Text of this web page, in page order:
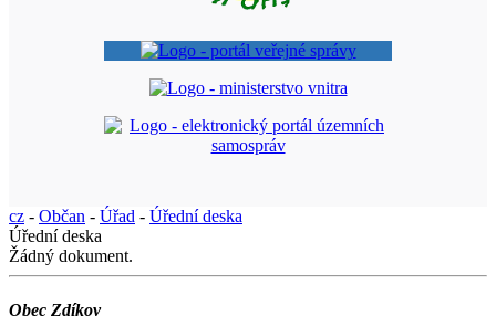
cz - Občan - Úřad - Úřední deska
Úřední deska
Žádný dokument.
Obec Zdíkov